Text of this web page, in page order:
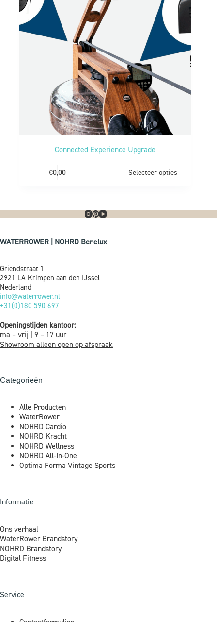
Connected Experience Upgrade
€0,00 Selecteer opties
WATERROWER | NOHRD Benelux
Griendstraat 1
2921 LA Krimpen aan den IJssel
Nederland
info@waterrower.nl
+31(0)180 590 697
Openingstijden kantoor:
ma – vrij | 9 – 17 uur
Showroom alleen open op afspraak
Categorieën
Alle Producten
WaterRower
NOHRD Cardio
NOHRD Kracht
NOHRD Wellness
NOHRD All-In-One
Optima Forma Vintage Sports
Informatie
Ons verhaal
WaterRower Brandstory
NOHRD Brandstory
Digital Fitness
Service